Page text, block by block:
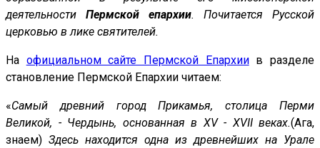
деятельности Пермской епархии. Почитается Русской
церковью в лике святителей.
На официальном сайте Пермской Епархиив разделе
становление Пермской Епархии читаем:
«Самый древний город Прикамья, столица Перми
Великой, - Чердынь, основанная в XV - XVII веках.(Ага,
знаем) Здесь находится одна из древнейших на Урале